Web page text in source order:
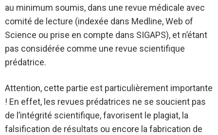
au minimum soumis, dans une revue médicale avec
comité de lecture (indexée dans Medline, Web of
Science ou prise en compte dans SIGAPS), et n’étant
pas considérée comme une revue scientifique
prédatrice.
Attention, cette partie est particulièrement importante
! En effet, les revues prédatrices ne se soucient pas
de l’intégrité scientifique, favorisent le plagiat, la
falsification de résultats ou encore la fabrication de